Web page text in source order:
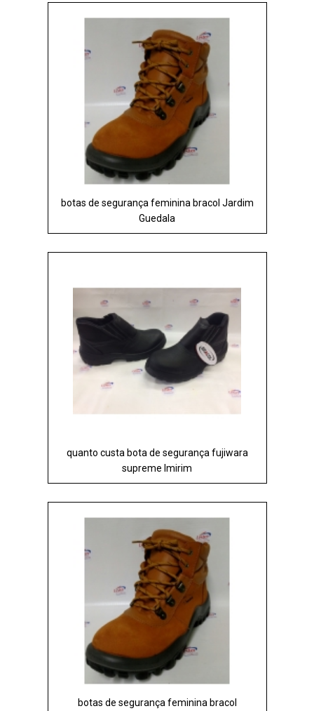
botas de segurança feminina bracol Jardim
Guedala
quanto custa bota de segurança fujiwara
supreme Imirim
botas de segurança feminina bracol